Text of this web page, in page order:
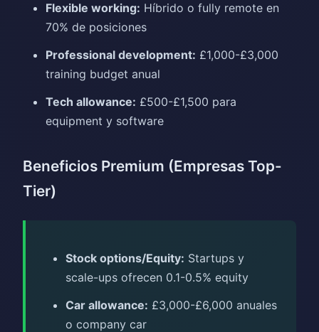
Flexible working: Híbrido o fully remote en
70% de posiciones
Professional development: £1,000-£3,000
training budget anual
Tech allowance: £500-£1,500 para
equipment y software
Beneficios Premium (Empresas Top-
Tier)
Stock options/Equity: Startups y
scale-ups ofrecen 0.1-0.5% equity
Car allowance: £3,000-£6,000 anuales
o company car